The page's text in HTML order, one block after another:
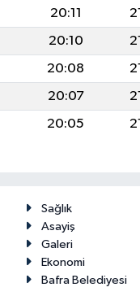
20:11
20:10
20:08
20:07
20:05
Sağlık
Asayiş
Galeri
Ekonomi
Bafra Belediyesi